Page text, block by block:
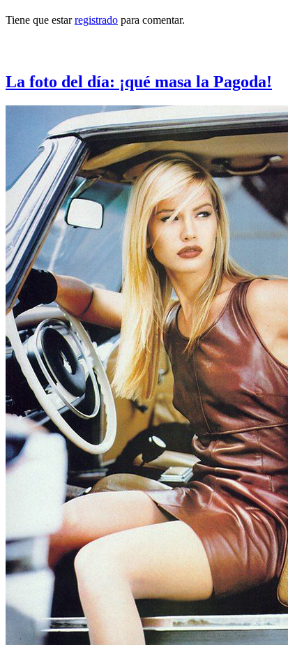
Tiene que estarregistrado para comentar.
La foto del día: ¡qué masa la Pagoda!